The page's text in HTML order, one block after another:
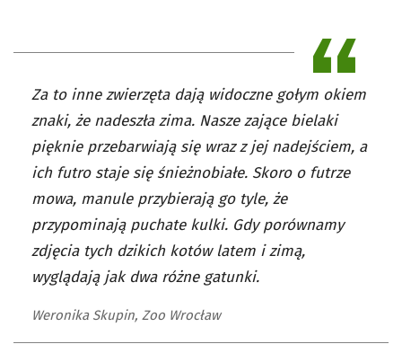
Za to inne zwierzęta dają widoczne gołym okiem
znaki, że nadeszła zima. Nasze zające bielaki
pięknie przebarwiają się wraz z jej nadejściem, a
ich futro staje się śnieżnobiałe. Skoro o futrze
mowa, manule przybierają go tyle, że
przypominają puchate kulki. Gdy porównamy
zdjęcia tych dzikich kotów latem i zimą,
wyglądają jak dwa różne gatunki.
Weronika Skupin, Zoo Wrocław